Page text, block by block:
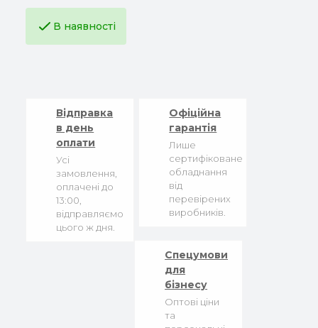
В наявності
Відправка
в день
оплати
Усі
замовлення,
оплачені до
13:00,
відправляємо
цього ж дня.
Офіційна
гарантія
Лише
сертифіковане
обладнання
від
перевірених
виробників.
Спецумови
для
бізнесу
Оптові ціни
та